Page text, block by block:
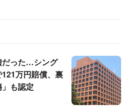
だった…シング
万円賠償、裏
も認定